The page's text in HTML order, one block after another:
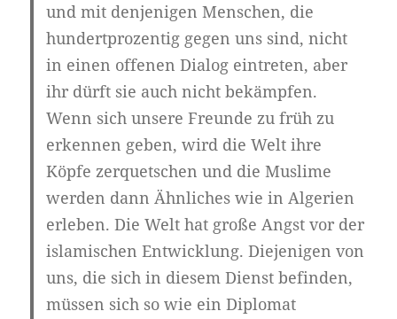
und mit denjenigen Menschen, die
hundertprozentig gegen uns sind, nicht
in einen offenen Dialog eintreten, aber
ihr dürft sie auch nicht bekämpfen.
Wenn sich unsere Freunde zu früh zu
erkennen geben, wird die Welt ihre
Köpfe zerquetschen und die Muslime
werden dann Ähnliches wie in Algerien
erleben. Die Welt hat große Angst vor der
islamischen Entwicklung. Diejenigen von
uns, die sich in diesem Dienst befinden,
müssen sich so wie ein Diplomat